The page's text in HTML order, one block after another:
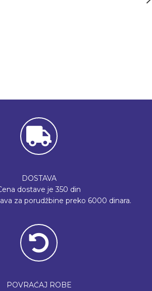
DOSTAVA
dostave je 350 din
za porudžbine preko 6000 dinara.
POVRAĆAJ ROBE